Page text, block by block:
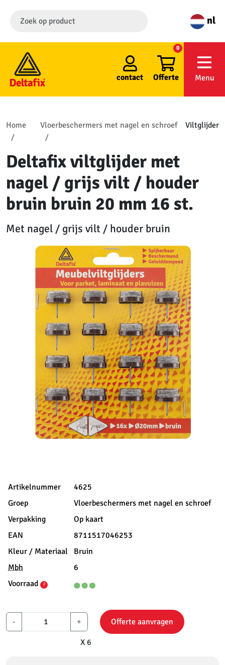
nl
contact Offerte
0
Menu
Home Vloerbeschermers met nagel en schroef Viltglijder
Deltafix viltglijder met
nagel / grijs vilt / houder
bruin bruin 20 mm 16 st.
Met nagel / grijs vilt / houder bruin
Artikelnummer
4625
Groep
Vloerbeschermers met nagel en schroef
Verpakking
Op kaart
EAN
8711517046253
Kleur / Materiaal
Bruin
Mbh
6
Voorraad
?
- +
X 6
Offerte aanvragen